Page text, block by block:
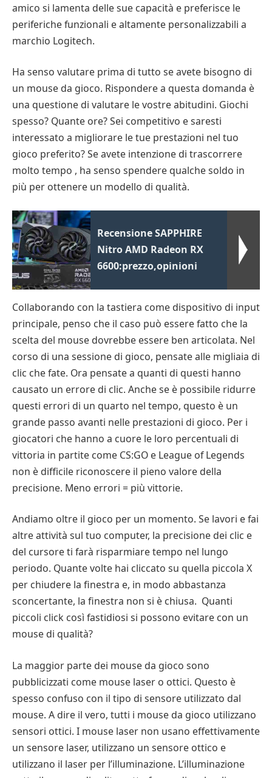
amico si lamenta delle sue capacità e preferisce le
periferiche funzionali e altamente personalizzabili a
marchio Logitech.
Ha senso valutare prima di tutto se avete bisogno di
un mouse da gioco. Rispondere a questa domanda è
una questione di valutare le vostre abitudini. Giochi
spesso? Quante ore? Sei competitivo e saresti
interessato a migliorare le tue prestazioni nel tuo
gioco preferito? Se avete intenzione di trascorrere
molto tempo , ha senso spendere qualche soldo in
più per ottenere un modello di qualità.
Recensione SAPPHIRE
Nitro AMD Radeon RX
6600:prezzo,opinioni
Collaborando con la tastiera come dispositivo di input
principale, penso che il caso può essere fatto che la
scelta del mouse dovrebbe essere ben articolata. Nel
corso di una sessione di gioco, pensate alle migliaia di
clic che fate. Ora pensate a quanti di questi hanno
causato un errore di clic. Anche se è possibile ridurre
questi errori di un quarto nel tempo, questo è un
grande passo avanti nelle prestazioni di gioco. Per i
giocatori che hanno a cuore le loro percentuali di
vittoria in partite come CS:GO e League of Legends
non è difficile riconoscere il pieno valore della
precisione. Meno errori = più vittorie.
Andiamo oltre il gioco per un momento. Se lavori e fai
altre attività sul tuo computer, la precisione dei clic e
del cursore ti farà risparmiare tempo nel lungo
periodo. Quante volte hai cliccato su quella piccola X
per chiudere la finestra e, in modo abbastanza
sconcertante, la finestra non si è chiusa. Quanti
piccoli click così fastidiosi si possono evitare con un
mouse di qualità?
La maggior parte dei mouse da gioco sono
pubblicizzati come mouse laser o ottici. Questo è
spesso confuso con il tipo di sensore utilizzato dal
mouse. A dire il vero, tutti i mouse da gioco utilizzano
sensori ottici. I mouse laser non usano effettivamente
un sensore laser, utilizzano un sensore ottico e
utilizzano il laser per l’illuminazione. L’illuminazione